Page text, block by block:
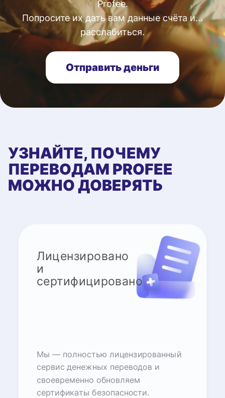
Profee.
Попросите их дать вам данные счёта и...
расслабиться.
Отправить деньги
УЗНАЙТЕ, ПОЧЕМУ
ПЕРЕВОДАМ PROFEE
МОЖНО ДОВЕРЯТЬ
Лицензировано
и
сертифицировано
Мы — полностью лицензированный
сервис денежных переводов и
своевременно обновляем
сертификаты безопасности.